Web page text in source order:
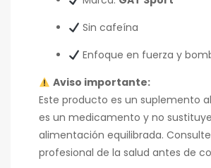
Sin cafeína
Enfoque en fuerza y
Aviso importante:
Este producto es un suplemento
es un medicamento y no
alimentación equilibrada.
profesional de la salud antes de